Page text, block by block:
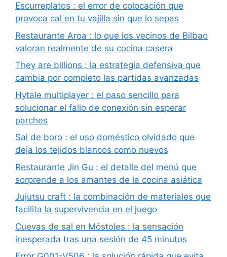
Escurreplatos : el error de colocación que
provoca cal en tu vajilla sin que lo sepas
Restaurante Aroa : lo que los vecinos de Bilbao
valoran realmente de su cocina casera
They are billions : la estrategia defensiva que
cambia por completo las partidas avanzadas
Hytale multiplayer : el paso sencillo para
solucionar el fallo de conexión sin esperar
parches
Sal de boro : el uso doméstico olvidado que
deja los tejidos blancos como nuevos
Restaurante Jin Gu : el detalle del menú que
sorprende a los amantes de la cocina asiática
Jujutsu craft : la combinación de materiales que
facilita la supervivencia en el juego
Cuevas de sal en Móstoles : la sensación
inesperada tras una sesión de 45 minutos